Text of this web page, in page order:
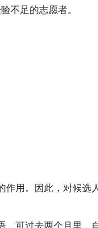
不足的志愿者。
用。因此，对候选